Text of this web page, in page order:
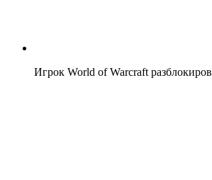
Игрок World of Warcraft